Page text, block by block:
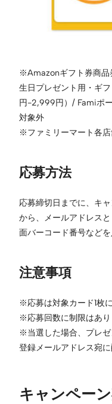
※Amazonギフト券商品
生日プレゼント用・ギ
円-2,999円）/ Famiポ
対象外
※ファミリーマート各
応募方法
応募締切日までに、キ
から、メールアドレス
面バーコード番号などを
注意事項
※応募は対象カード1枚
※応募回数に制限はあり
※当選した場合、プレ
登録メールアドレス宛に
キャンペー